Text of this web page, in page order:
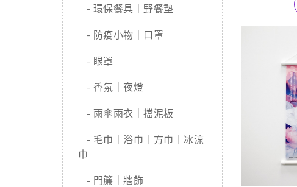
- 環保餐具｜野餐墊
- 防疫小物｜口罩
- 眼罩
- 香氛｜夜燈
- 雨傘雨衣｜擋泥板
- 毛巾｜浴巾｜方巾｜冰涼
巾
- 門簾｜牆飾